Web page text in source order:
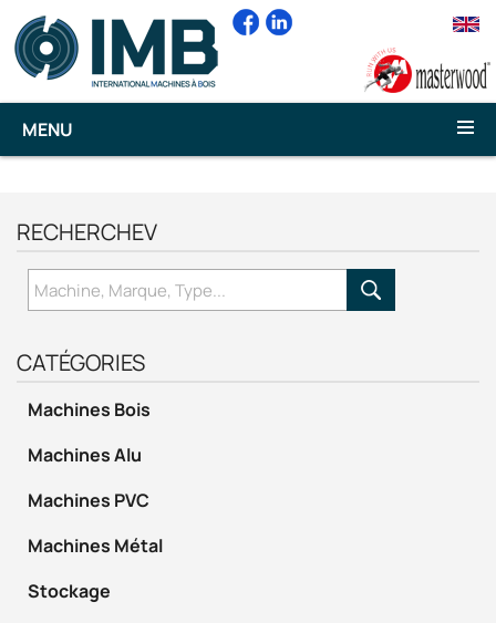
ttuu
MENU
RECHERCHEV
CATÉGORIES
Machines Bois
Machines Alu
Machines PVC
Machines Métal
Stockage